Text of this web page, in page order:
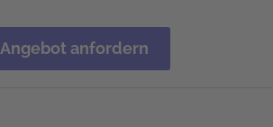
Angebot anfordern